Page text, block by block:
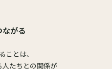
がる
ことは、
たちとの関係が